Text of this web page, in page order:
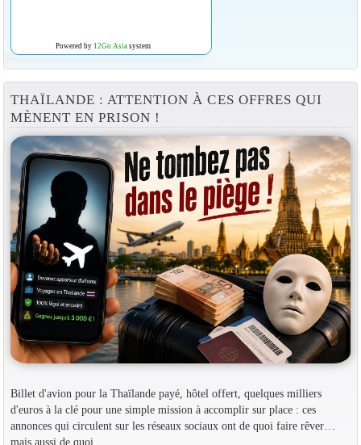
Powered by 12Go Asiasystem
THAÏLANDE : ATTENTION À CES OFFRES QUI
MÈNENT EN PRISON !
Billet d'avion pour la Thaïlande payé, hôtel offert, quelques milliers
d'euros à la clé pour une simple mission à accomplir sur place : ces
annonces qui circulent sur les réseaux sociaux ont de quoi faire rêver…
mais aussi de quoi...